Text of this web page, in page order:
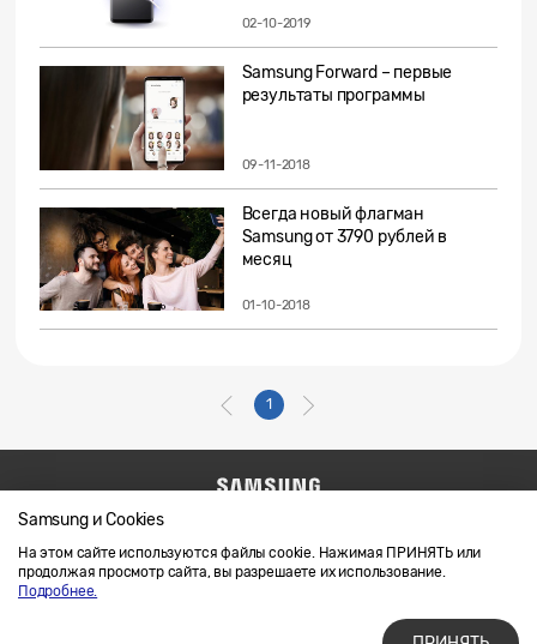
Samsung и Cookies
На этом сайте используются файлы cookie. Нажимая ПРИНЯТЬ или
продолжая просмотр сайта, вы разрешаете их использование.
Подробнее.
02-10-2019
Samsung Forward – первые
результаты программы
09-11-2018
Всегда новый флагман
Samsung от 3790 рублей в
месяц
01-10-2018
1
Напишите нам
Условия использования материалов
Конфиденциальность и файлы cookie